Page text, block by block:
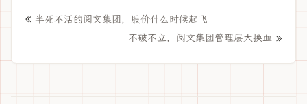
« 半死不活的阅文集团，股价什么时候起飞
不破不立，阅文集团管理层大换血 »